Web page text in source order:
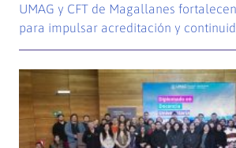
UMAG y CFT de Magallanes
para impulsar acreditación y